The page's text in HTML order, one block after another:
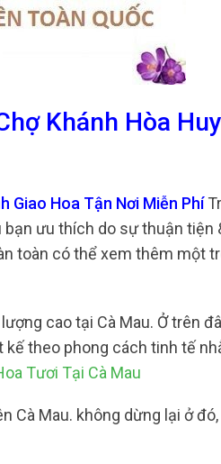
Khánh Hòa
Giao Hoa Tận Nơi Miễn Phí
ưu thích do sự thuận tiện
toàn có thể xem thêm một
cao tại Cà Mau. Ở trên
theo phong cách tinh tế
Tươi Tại Cà Mau
Cà Mau. không dừng lại ở